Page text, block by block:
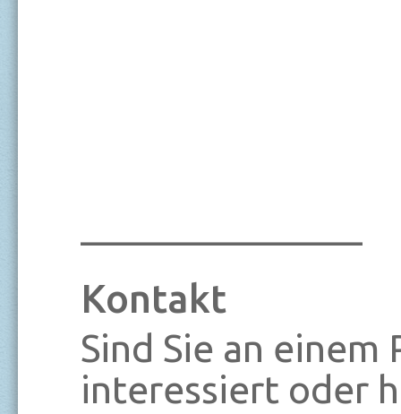
Kontakt
Sind Sie an
interessiert oder